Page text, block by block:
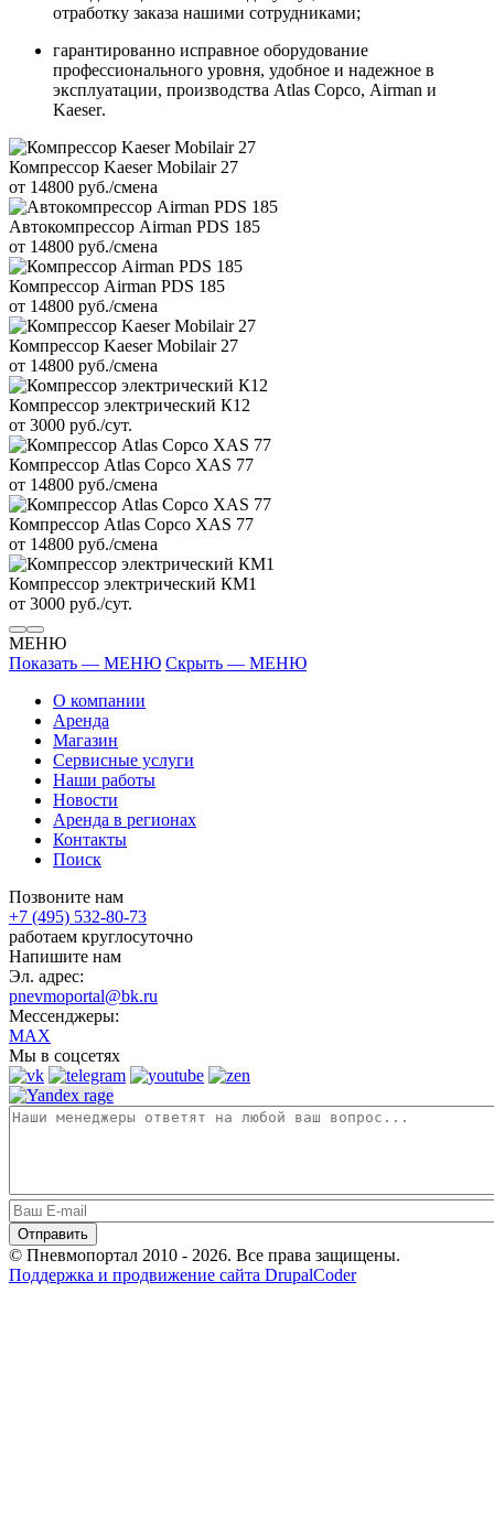
отработку заказа нашими сотрудниками;
гарантированно исправное оборудование
профессионального уровня, удобное и надежное в
эксплуатации, производства Atlas Copco, Airman и
Kaeser.
Компрессор Kaeser Mobilair 27
от 14800 руб./смена
Автокомпрессор Airman PDS 185
от 14800 руб./смена
Компрессор Airman PDS 185
от 14800 руб./смена
Компрессор Kaeser Mobilair 27
от 14800 руб./смена
Компрессор электрический К12
от 3000 руб./сут.
Компрессор Atlas Copco XAS 77
от 14800 руб./смена
Компрессор Atlas Copco XAS 77
от 14800 руб./смена
Компрессор электрический КМ1
от 3000 руб./сут.
МЕНЮ
Показать — МЕНЮ Скрыть — МЕНЮ
О компании
Аренда
Магазин
Сервисные услуги
Наши работы
Новости
Аренда в регионах
Контакты
Поиск
Позвоните нам
+7 (495) 532-80-73
работаем круглосуточно
Напишите нам
Эл. адрес:
pnevmoportal@bk.ru
Мессенджеры:
MAX
Мы в соцсетях
© Пневмопортал 2010 - 2026. Все права защищены.
Поддержка и продвижение сайта DrupalCoder